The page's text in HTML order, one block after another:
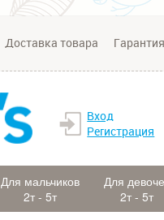
Доставка товара Гарантия
Вход
Регистрация
Для мальчиков
2т - 5т
Для
2т - 5т